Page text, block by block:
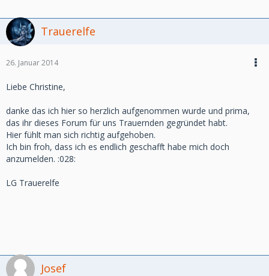
Trauerelfe
26. Januar 2014
Liebe Christine,
danke das ich hier so herzlich aufgenommen wurde und prima,
das ihr dieses Forum für uns Trauernden gegründet habt.
Hier fühlt man sich richtig aufgehoben.
Ich bin froh, dass ich es endlich geschafft habe mich doch
anzumelden. :028:
LG Trauerelfe
Josef